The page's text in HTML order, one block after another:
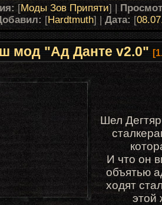
[Моды Зов Припяти] |
[Hardtmuth] | Дата: [
мод "Ад Данте v2.0"
Шел
И что он
объятью
ходят
этой